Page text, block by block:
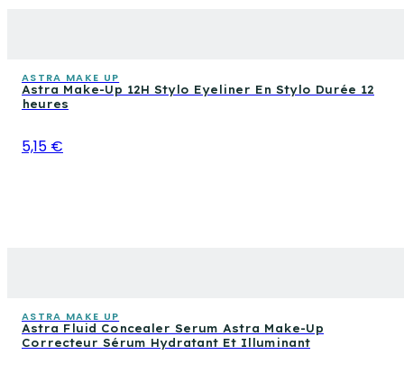
ASTRA MAKE UP
Astra Make-Up 12H Stylo Eyeliner En Stylo Durée 12
heures
5,15 €
ASTRA MAKE UP
Astra Fluid Concealer Serum Astra Make-Up
Correcteur Sérum Hydratant Et Illuminant